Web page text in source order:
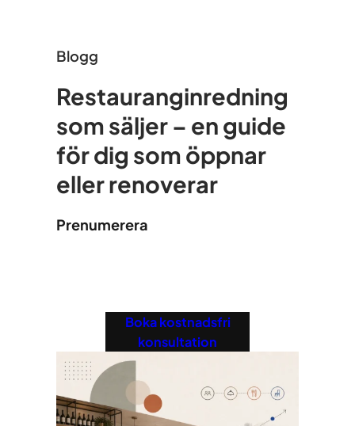
Blogg
Restauranginredning
som säljer – en guide
för dig som öppnar
eller renoverar
Prenumerera
Boka kostnadsfri
konsultation